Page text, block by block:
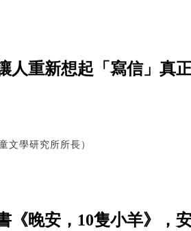
人重新想起「寫信」真
文學研究所所長）
《晚安，10隻小羊》，